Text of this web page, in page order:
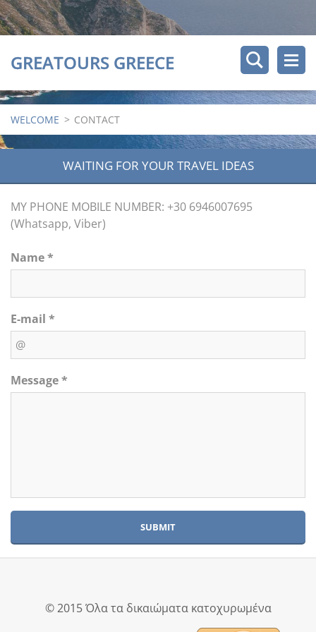
GREATOURS GREECE
WELCOME > CONTACT
WAITING FOR YOUR TRAVEL IDEAS
MY PHONE MOBILE NUMBER: +30 6946007695
(Whatsapp, Viber)
Name *
E-mail *
Message *
© 2015 Όλα τα δικαιώματα κατοχυρωμένα